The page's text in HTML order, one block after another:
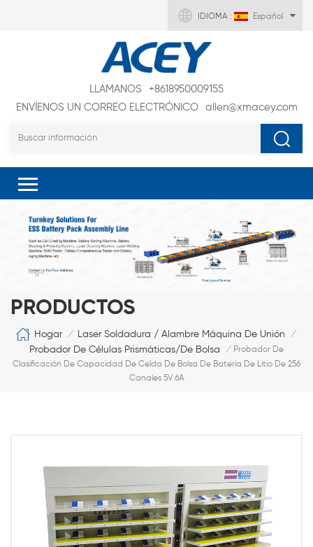
IDIOMA : Español
LLAMANOS
+8618950009155
ENVÍENOS UN CORREO ELECTRÓNICO
allen@xmacey.com
PRODUCTOS
Hogar / Laser Soldadura / Alambre Máquina De Unión /
Probador De Células Prismáticas/de Bolsa / Probador De
Clasificación De Capacidad De Celda De Bolsa De Batería De Litio De 256
Canales 5V 6A